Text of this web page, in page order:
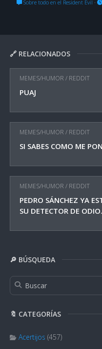
🔗 RELACIONADOS
MEMES/HUMOR / REDDIT
PUAJ
MEMES/HUMOR / REDDIT
SI SABES COMO ME
MEMES/HUMOR / REDDIT
PEDRO SÁNCHEZ YA
SU DETECTOR DE
🔎 BÚSQUEDA
🔖 CATEGORÍAS
Acertijos (457)
Sobre todo en el Resident Evil ·